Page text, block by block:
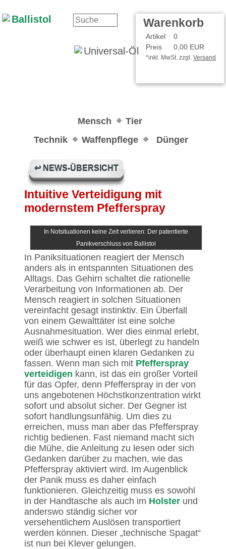
Warenkorb
Artikel
0
Preis
0,00 EUR
*inkl. MwSt. zzgl. Versand
Mensch
Tier
Technik
Waffenpflege Dünger
↩ NEWS-ÜBERSICHT
Intuitive Verteidigung mit
modernstem Pfefferspray
In Notsituationen keine Zeit verlieren: Der patentierte
Panikverschluss von Ballistol
In Paniksituationen reagiert der Mensch
anders als in entspannten Situationen des
Alltags. Das Gehirn schaltet die rationelle
Verarbeitung von Informationen ab. Der
Mensch reagiert in solchen Situationen
vereinfacht gesagt instinktiv. Ein Überfall
von einem Gewalttäter ist eine solche
Ausnahmesituation. Wer dies einmal erlebt,
weiß wie schwer es ist, überlegt zu handeln
oder überhaupt einen klaren Gedanken zu
fassen. Wenn man sich mit Pfefferspray
verteidigen kann, ist das ein großer Vorteil
für das Opfer, denn Pfefferspray in der von
uns angebotenen Höchstkonzentration wirkt
sofort und absolut sicher. Der Gegner ist
sofort handlungsunfähig. Um dies zu
erreichen, muss man aber das Pfefferspray
richtig bedienen. Fast niemand macht sich
die Mühe, die Anleitung zu lesen oder sich
Gedanken darüber zu machen, wie das
Pfefferspray aktiviert wird. Im Augenblick
der Panik muss es daher einfach
funktionieren. Gleichzeitig muss es sowohl
in der Handtasche als auch im Holster und
anderswo ständig sicher vor
versehentlichem Auslösen transportiert
werden können. Dieser „technische Spagat“
ist nun bei Klever gelungen.